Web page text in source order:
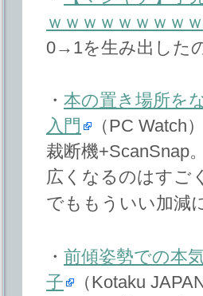
ｗｗｗｗｗｗｗｗ
0→1を生み出した
・ 本の置き場所を
入門
（PC Watch）
裁断機+ScanSnap
広くなるのはすご
でももういい加減
・ 前傾姿勢での本
子
（Kotaku JAPAN